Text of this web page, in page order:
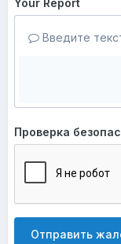
Your Report
Введите
Проверка
Отправить